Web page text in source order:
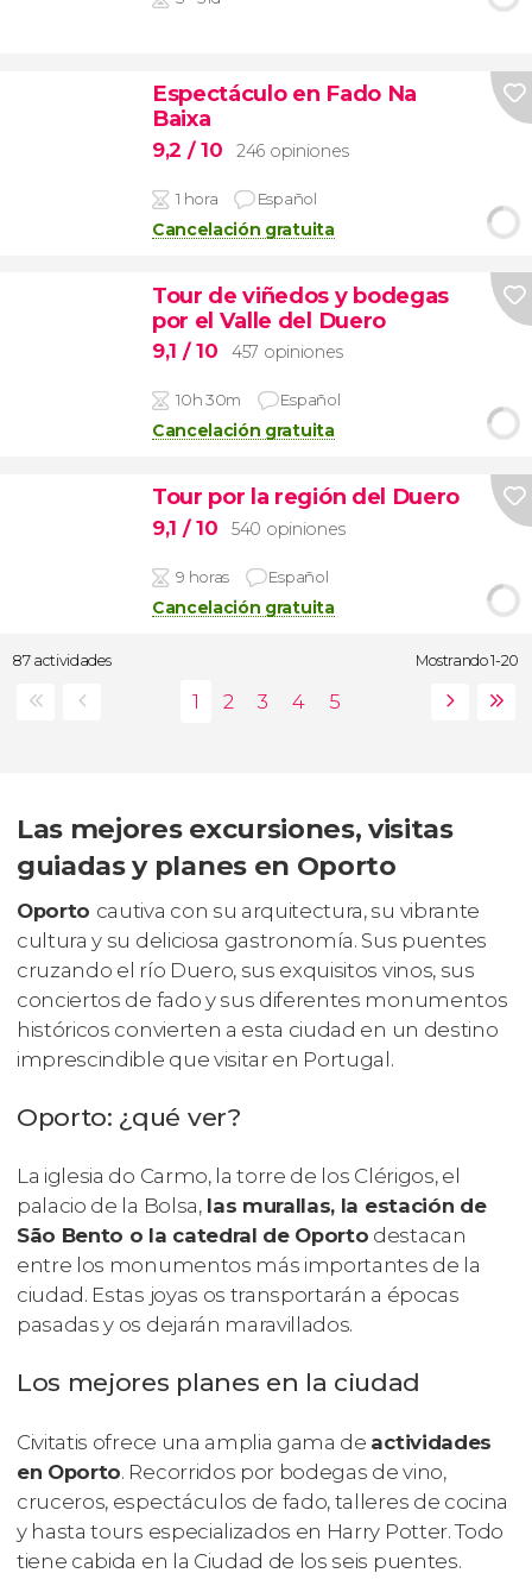
Espectáculo en Fado Na
Baixa
9,2 / 10 246 opiniones
1 hora Español
Cancelación gratuita
Tour de viñedos y bodegas
por el Valle del Duero
9,1 / 10 457 opiniones
10h 30m Español
Cancelación gratuita
Tour por la región del Duero
9,1 / 10 540 opiniones
9 horas Español
Cancelación gratuita
87 actividades Mostrando 1-20
Las mejores excursiones, visitas
guiadas y planes en Oporto
Oporto cautiva con su arquitectura, su vibrante
cultura y su deliciosa gastronomía. Sus puentes
cruzando el río Duero, sus exquisitos vinos, sus
conciertos de fado y sus diferentes monumentos
históricos convierten a esta ciudad en un destino
imprescindible que visitar en Portugal.
Oporto: ¿qué ver?
La iglesia do Carmo, la torre de los Clérigos, el
palacio de la Bolsa,las murallas, la estación de
São Bento o la catedral de Oporto destacan
entre los monumentos más importantes de la
ciudad. Estas joyas os transportarán a épocas
pasadas y os dejarán maravillados.
Los mejores planes en la ciudad
Civitatis ofrece una amplia gama de actividades
en Oporto. Recorridos por bodegas de vino,
cruceros, espectáculos de fado, talleres de cocina
y hasta tours especializados en Harry Potter. Todo
tiene cabida en la Ciudad de los seis puentes.